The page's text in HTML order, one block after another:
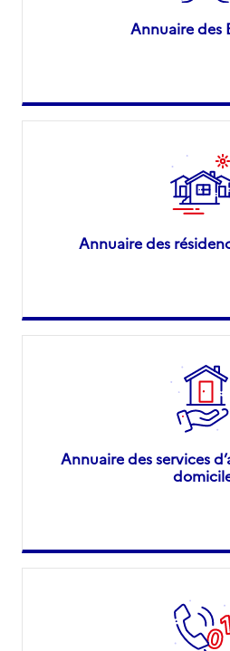
Annuaire des
Annuaire des
Annuaire des services